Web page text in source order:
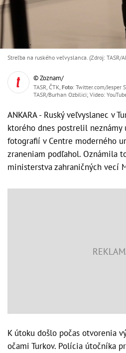
Streľba na ruského veľvyslanca. (Zdroj: TASR/
© Zoznam/
TASR, ČTK, Foto: Twitter.com/Jesper
TASR/Burhan Ozbilici; Video:
ANKARA - Ruský veľvyslanec v
ktorého dnes postrelil neznámy
fotografií v Centre moderného
zraneniam podľahol. Oznámila
ministerstva zahraničných vecí
K útoku došlo počas otvorenia
očami Turkov. Polícia útočníka